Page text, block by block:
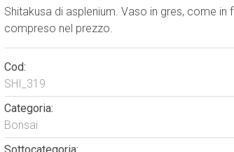
Shitakusa di asplenium. Vaso in gres, come in
compreso nel prezzo.
Cod:
SHI_319
Categoria:
Bonsai